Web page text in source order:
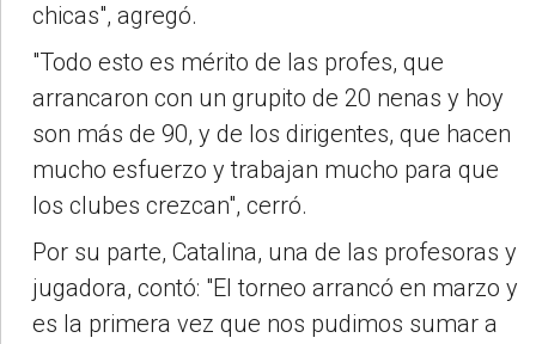
chicas", agregó.
"Todo esto es mérito de las profes, que
arrancaron con un grupito de 20 nenas y hoy
son más de 90, y de los dirigentes, que hacen
mucho esfuerzo y trabajan mucho para que
los clubes crezcan", cerró.
Por su parte, Catalina, una de las profesoras y
jugadora, contó: "El torneo arrancó en marzo y
es la primera vez que nos pudimos sumar a